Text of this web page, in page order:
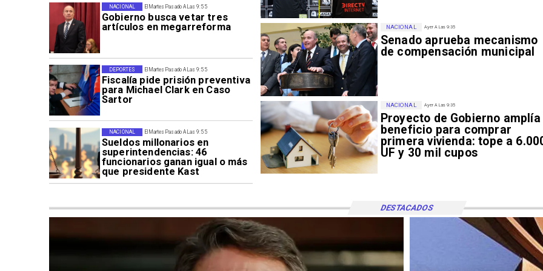
El Martes Pasado A Las 9:55
Gobierno busca vetar tres
artículos en megarreforma
NACIONAL
El Martes Pasado A Las 9:55
Fiscalía pide prisión preventiva
para Michael Clark en Caso
Sartor
DEPORTES
El Martes Pasado A Las 9:55
Sueldos millonarios en
superintendencias: 46
funcionarios ganan igual o más
que presidente Kast
NACIONAL
Ayer A Las 9:35
Senado aprueba mecanismo
de compensación municipal
NACIONAL
Ayer A Las 9:35
Proyecto de Gobierno amplía
beneficio para comprar
primera vivienda: tope a
UF y 30 mil cupos
NACIONAL
DESTACADOS